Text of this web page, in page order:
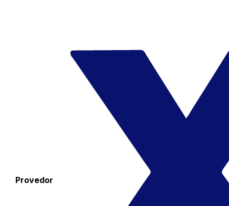
Provedor